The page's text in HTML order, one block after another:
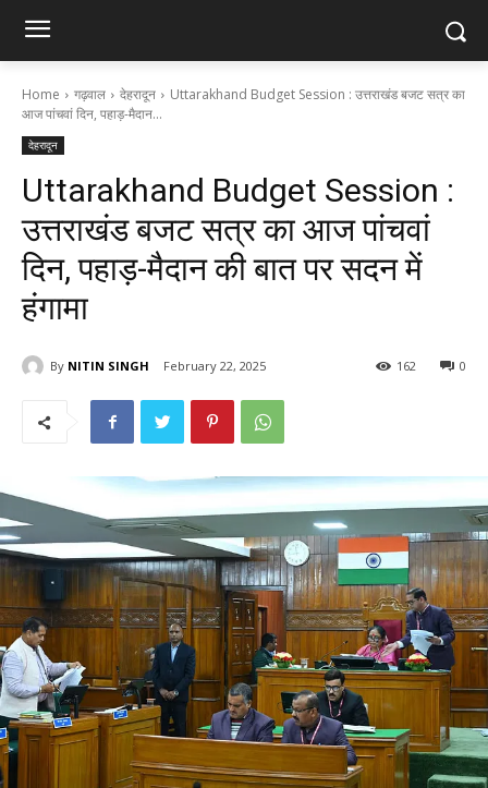
Home गढ़वाल देहरादून
Uttarakhand Budget Session : उत्तराखंड बजट सत्र का
आज पांचवां दिन, पहाड़-मैदान...
देहरादून
Uttarakhand Budget Session :
उत्तराखंड बजट सत्र का आज पांचवां
दिन, पहाड़-मैदान की बात पर सदन में
हंगामा
By NITIN SINGH February 22, 2025 0
162